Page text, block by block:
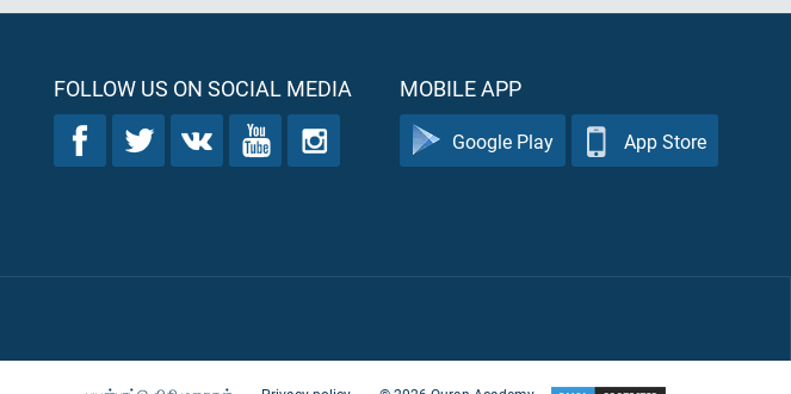
FOLLOW US ON SOCIAL MEDIA MOBILE APP
Google Play App Store